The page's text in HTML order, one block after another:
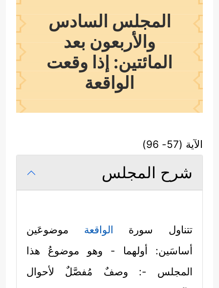
المجلس السادس
والأربعون بعد
المائتين: إذا وقعت
الواقعة
الآية (57- 96)
شرح المجلس
تتناول سورة الواقعة موضوعَين
أساسَين: أولهما - وهو موضوعُ هذا
المجلس -: وصفٌ مُفصَّلٌ لأحوال